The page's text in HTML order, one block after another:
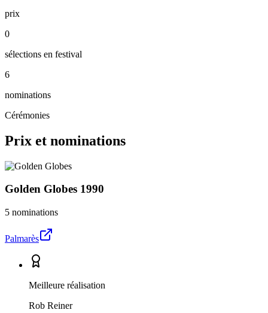
prix
0
sélections en festival
6
nominations
Cérémonies
Prix et nominations
Golden Globes 1990
5 nominations
Palmarès
Meilleure réalisation
Rob Reiner